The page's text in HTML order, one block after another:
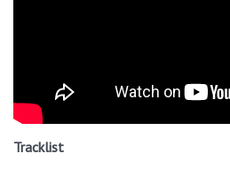
Tracklist